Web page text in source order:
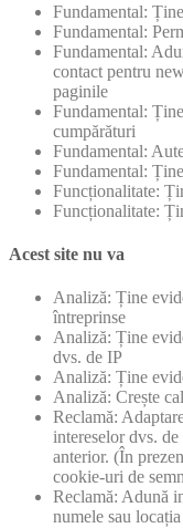
Fundamental:
Fundamental:
Fundamental:
contact pentru
paginile
Fundamental:
cumpărături
Fundamental:
Fundamental:
Funcționalitate:
Funcționalitate:
Acest site nu va
Analiză: Ține
întreprinse
Analiză: Ține
dvs. de IP
Analiză: Ține
Analiză: Crește
Reclamă:
intereselor dvs.
anterior. (În
cookie-uri de
Reclamă: Adună
numele sau locația